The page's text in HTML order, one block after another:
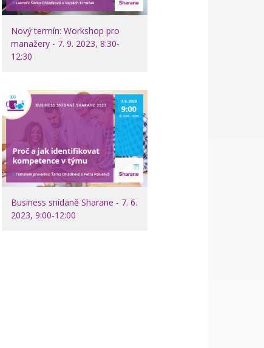
Nový termín: Workshop pro
manažery - 7. 9. 2023, 8:30-
12:30
Business snídaně Sharane - 7. 6.
2023, 9:00-12:00